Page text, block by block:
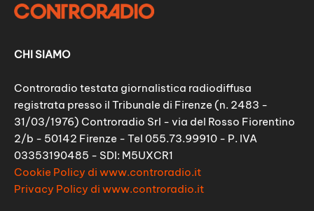
CHI SIAMO
Controradio testata giornalistica radiodiffusa
registrata presso il Tribunale di Firenze (n. 2483 -
31/03/1976) Controradio Srl - via del Rosso Fiorentino
2/b - 50142 Firenze - Tel 055.73.99910 - P. IVA
03353190485 - SDI: M5UXCR1
Cookie Policy di www.controradio.it
Privacy Policy di www.controradio.it